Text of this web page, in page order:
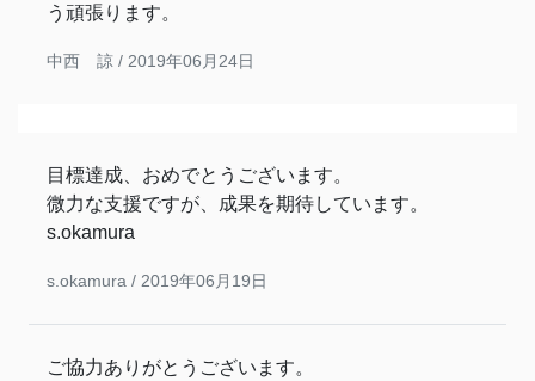
う頑張ります。
中西 諒 / 2019年06月24日
目標達成、おめでとうございます。
微力な支援ですが、成果を期待しています。
s.okamura
s.okamura / 2019年06月19日
ご協力ありがとうございます。